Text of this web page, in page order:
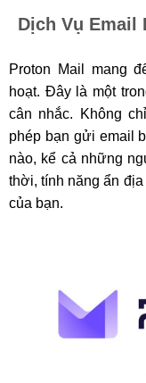
Dịch Vụ Email
Proton Mail mang
hoạt. Đây là một
cân nhắc. Không
phép bạn gửi email
nào, kể cả những
thời, tính năng ẩn
của bạn.